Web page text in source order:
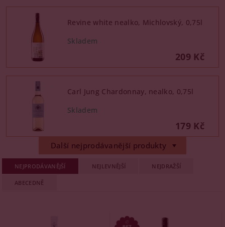
Revine white nealko, Michlovský, 0,75l
209 Kč
Carl Jung Chardonnay, nealko, 0,75l
179 Kč
Další nejprodávanější produkty
NEJPRODÁVANĚJŠÍ NEJLEVNĚJŠÍ NEJDRAŽŠÍ
ABECEDNĚ